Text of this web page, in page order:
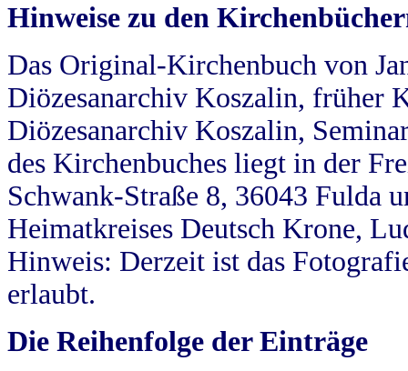
Hinweise zu den
Das Original-Kirchenbuch von
Diözesanarchiv Koszalin, früher
Diözesanarchiv Koszalin,
des Kirchenbuches liegt in der
Schwank-Straße 8, 36043 Fulda
Heimatkreises Deutsch Krone,
Hinweis: Derzeit ist das
erlaubt.
Die Reihenfolge der Einträge